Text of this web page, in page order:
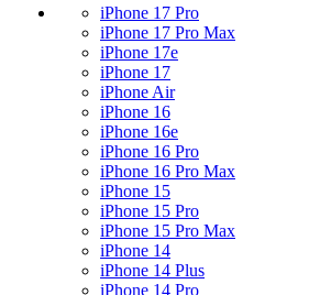
iPhone 17 Pro
iPhone 17 Pro Max
iPhone 17e
iPhone 17
iPhone Air
iPhone 16
iPhone 16e
iPhone 16 Pro
iPhone 16 Pro Max
iPhone 15
iPhone 15 Pro
iPhone 15 Pro Max
iPhone 14
iPhone 14 Plus
iPhone 14 Pro